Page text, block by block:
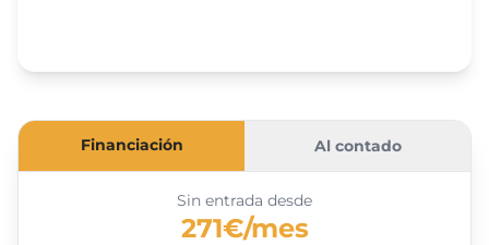
Financiación Al contado
Sin entrada desde
271€/mes